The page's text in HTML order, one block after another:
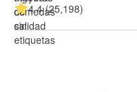
4.4 (25,198)